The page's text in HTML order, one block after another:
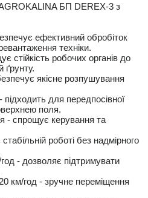
БП DEREX-3 з
ефективний обробіток
техніки.
стійкість робочих органів до
ґрунту.
якісне розпушування
для передпосівної
поля.
- спрощує керування та
роботі без надмірного
- дозволяє підтримувати
км/год - зручне переміщення